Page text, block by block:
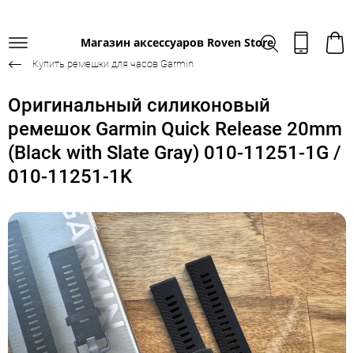
Магазин аксессуаров Roven Store
Купить ремешки для часов Garmin
Оригинальный силиконовый
ремешок Garmin Quick Release 20mm
(Black with Slate Gray) 010-11251-1G /
010-11251-1K